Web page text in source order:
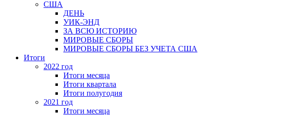
США
ДЕНЬ
УИК-ЭНД
ЗА ВСЮ ИСТОРИЮ
МИРОВЫЕ СБОРЫ
МИРОВЫЕ СБОРЫ БЕЗ УЧЕТА США
Итоги
2022 год
Итоги месяца
Итоги квартала
Итоги полугодия
2021 год
Итоги месяца